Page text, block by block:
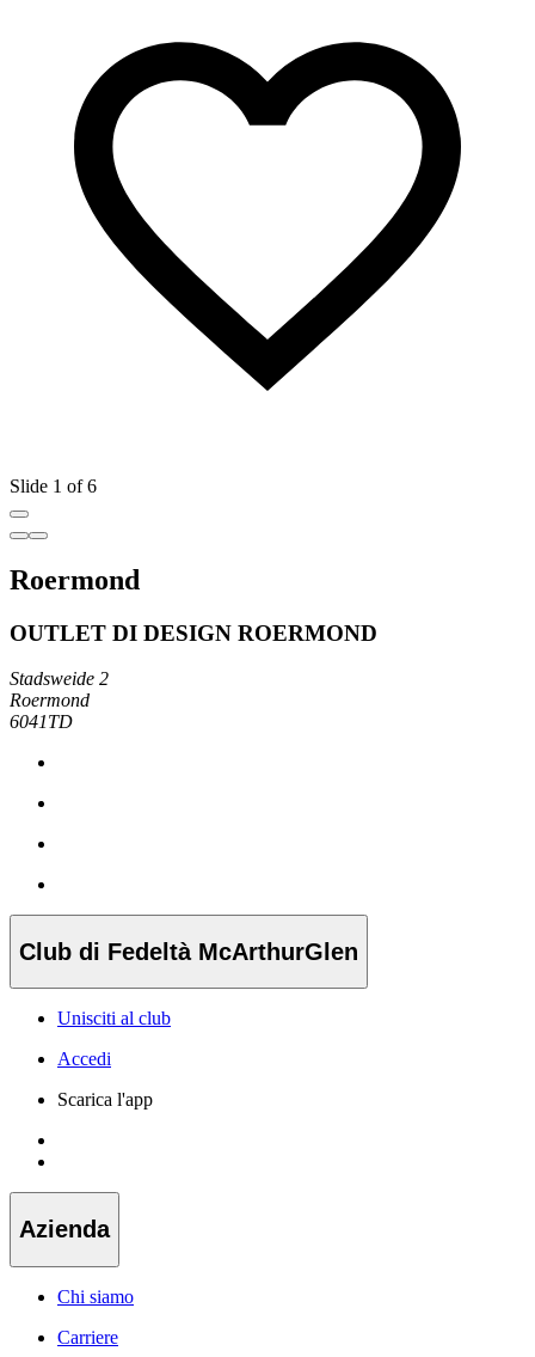
Slide 1 of 6
Roermond
OUTLET DI DESIGN ROERMOND
Stadsweide 2
Roermond
6041TD
Club di Fedeltà McArthurGlen
Unisciti al club
Accedi
Scarica l'app
Azienda
Chi siamo
Carriere